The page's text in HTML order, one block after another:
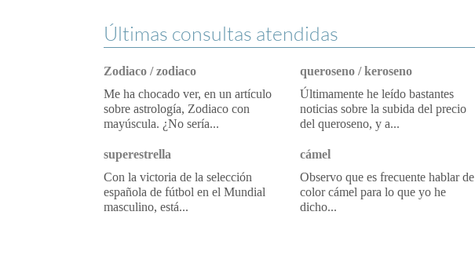
Últimas consultas atendidas
Zodiaco / zodiaco
Me ha chocado ver, en un artículo
sobre astrología, Zodiaco con
mayúscula. ¿No sería...
queroseno / keroseno
Últimamente he leído bastantes
noticias sobre la subida del precio
del queroseno, y a...
superestrella
Con la victoria de la selección
española de fútbol en el Mundial
masculino, está...
cámel
Observo que es frecuente hablar de
color cámel para lo que yo he
dicho...